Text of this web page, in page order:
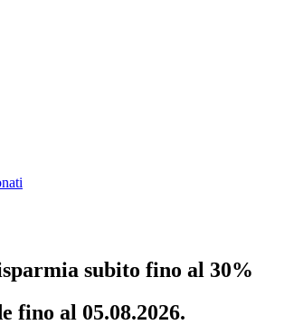
subito fino al 30%
fino al 05.08.2026.